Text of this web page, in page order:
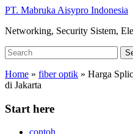
Skip
main
PT. Mabruka Aisypro Indonesia
Networking, Security Sistem,
Search
for:
Home » fiber optik » Harga
di Jakarta
Start here